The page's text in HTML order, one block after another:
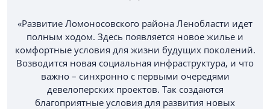
«Развитие Ломоносовского района Ленобласти идет
полным ходом. Здесь появляется новое жилье и
комфортные условия для жизни будущих поколений.
Возводится новая социальная инфраструктура, и что
важно – синхронно с первыми очередями
девелоперских проектов. Так создаются
благоприятные условия для развития новых